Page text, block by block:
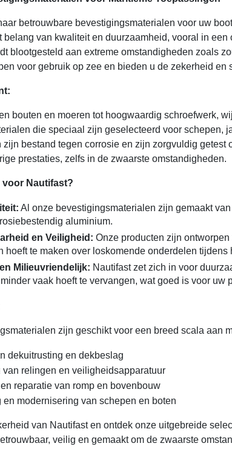
betrouwbare bevestigingsmaterialen voor uw
belang van kwaliteit en duurzaamheid, vooral in een
blootgesteld aan extreme omstandigheden zoals
voor gebruik op zee en bieden u de zekerheid en
bouten en moeren tot hoogwaardig schroefwerk,
die speciaal zijn geselecteerd voor schepen,
zijn bestand tegen corrosie en zijn zorgvuldig getest
prestaties, zelfs in de zwaarste omstandigheden.
voor Nautifast?
Al onze bevestigingsmaterialen zijn gemaakt
aluminium.
en Veiligheid: Onze producten zijn
hoeft te maken over loskomende onderdelen tijdens
Milieuvriendelijk: Nautifast zet zich in voor
vaak hoeft te vervangen, wat goed is voor uw
zijn geschikt voor een breed scala aan
dekuitrusting en dekbeslag
van relingen en veiligheidsapparatuur
reparatie van romp en bovenbouw
en modernisering van schepen en boten
van Nautifast en ontdek onze uitgebreide
veilig en gemaakt om de zwaarste